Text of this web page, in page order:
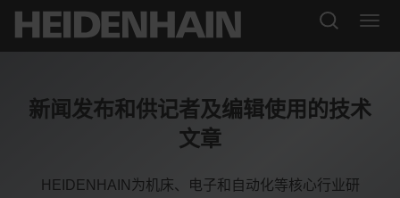
新闻发布和供记者及编辑使用的技术
文章
HEIDENHAIN为机床、电子和自动化等核心行业研